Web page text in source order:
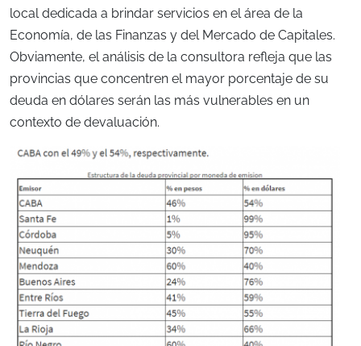
local dedicada a brindar servicios en el área de la
Economía, de las Finanzas y del Mercado de Capitales.
Obviamente, el análisis de la consultora refleja que las
provincias que concentren el mayor porcentaje de su
deuda en dólares serán las más vulnerables en un
contexto de devaluación.